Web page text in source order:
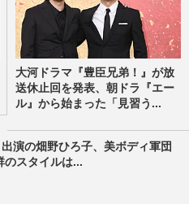
大河ドラマ『豊臣兄弟！』が放
送休止回を発表、朝ドラ『エー
ル』から始まった「見習う...
出演の畑野ひろ子、美ボディ軍団
のスタイルは...